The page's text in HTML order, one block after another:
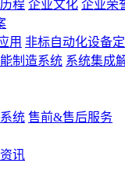
程 企业文化 企业荣
用 非标自动化设备定
制造系统 系统集成
统 售前&售后服务
讯